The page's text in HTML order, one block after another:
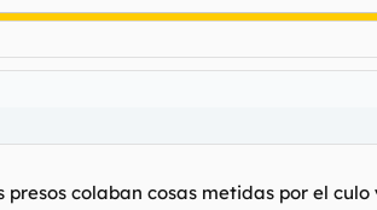
colaban cosas metidas por el